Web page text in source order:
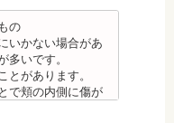
は、速やかに歯科
十分なスペースが
ともあります。健
もあります。
ます。麻酔薬の中
要に応じワックス
を行う場合があり
イヤーを交換した
すが、数日でおさ
いものを飲んだと
の
いかない場合があ
多いです。
とがあります。
で頬の内側に傷が